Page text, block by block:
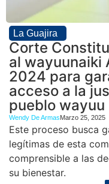
La Guajira
Corte
al wayuunaiki
2024 para
acceso a la
pueblo wayuu
Wendy De ArmasMarzo 25, 2025
Este proceso busca
legítimas de esta
comprensible a las
su bienestar.